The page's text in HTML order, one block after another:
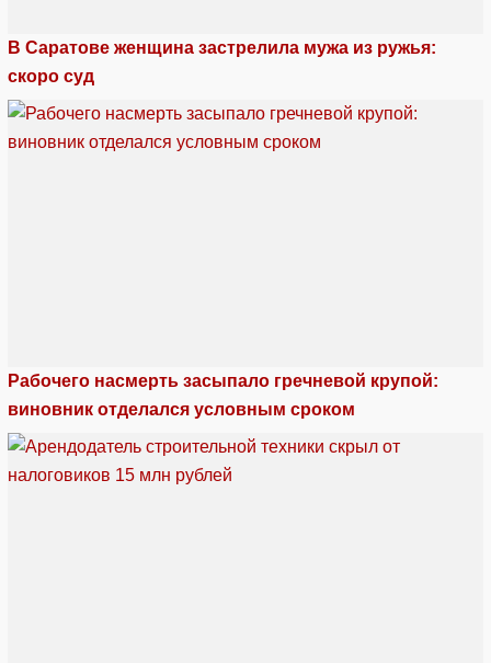
В Саратове женщина застрелила мужа из ружья:
скоро суд
Рабочего насмерть засыпало гречневой крупой:
виновник отделался условным сроком